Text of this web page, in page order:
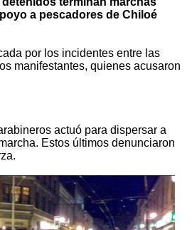
a pescadores de Chiloé
por los incidentes entre las
manifestantes, quienes acusaron
actuó para dispersar a
Estos últimos denunciaron